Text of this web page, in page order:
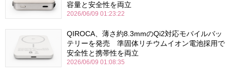
容量と安全性を両立
2026/06/09 01:23:22
QIROCA、薄さ約8.3mmのQi2対応モバイルバッ
テリーを発売 準固体リチウムイオン電池採用で
安全性と携帯性を両立
2026/06/09 01:08:35